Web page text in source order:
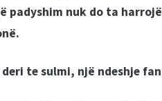
padyshim nuk do ta
deri te sulmi, një ndeshje